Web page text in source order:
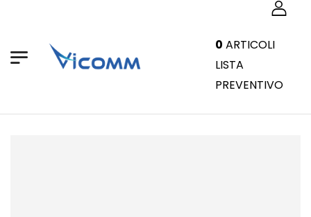
0 ARTICOLI
LISTA
PREVENTIVO